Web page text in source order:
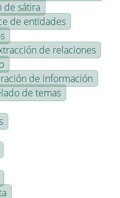
de sátira
de entidades
de relaciones
de información
de temas